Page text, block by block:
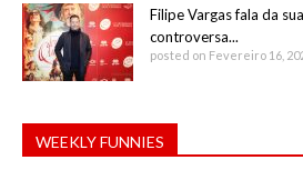
Filipe Vargas fala da
controversa...
posted on Fevereiro 16,
WEEKLY FUNNIES